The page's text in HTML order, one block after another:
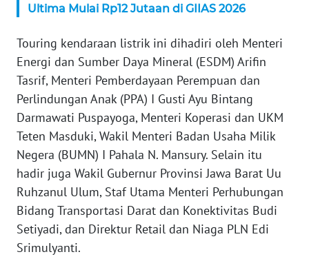
Ultima Mulai Rp12 Jutaan di GIIAS 2026
Touring kendaraan listrik ini dihadiri oleh Menteri
Energi dan Sumber Daya Mineral (ESDM) Arifin
Tasrif, Menteri Pemberdayaan Perempuan dan
Perlindungan Anak (PPA) I Gusti Ayu Bintang
Darmawati Puspayoga, Menteri Koperasi dan UKM
Teten Masduki, Wakil Menteri Badan Usaha Milik
Negera (BUMN) I Pahala N. Mansury. Selain itu
hadir juga Wakil Gubernur Provinsi Jawa Barat Uu
Ruhzanul Ulum, Staf Utama Menteri Perhubungan
Bidang Transportasi Darat dan Konektivitas Budi
Setiyadi, dan Direktur Retail dan Niaga PLN Edi
Srimulyanti.
WN
WN
JAMBI
WN
NTB
WN
SULTENG